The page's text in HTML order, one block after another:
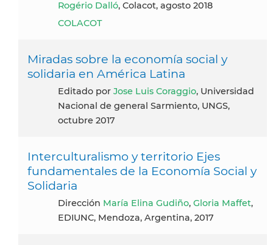
Rogério Dalló, Colacot, agosto 2018
COLACOT
Miradas sobre la economía social y
solidaria en América Latina
Editado por Jose Luis Coraggio, Universidad
Nacional de general Sarmiento, UNGS,
octubre 2017
Interculturalismo y territorio Ejes
fundamentales de la Economía Social y
Solidaria
dirección María Elina Gudiño, Gloria Maffet,
EDIUNC, Mendoza, Argentina, 2017